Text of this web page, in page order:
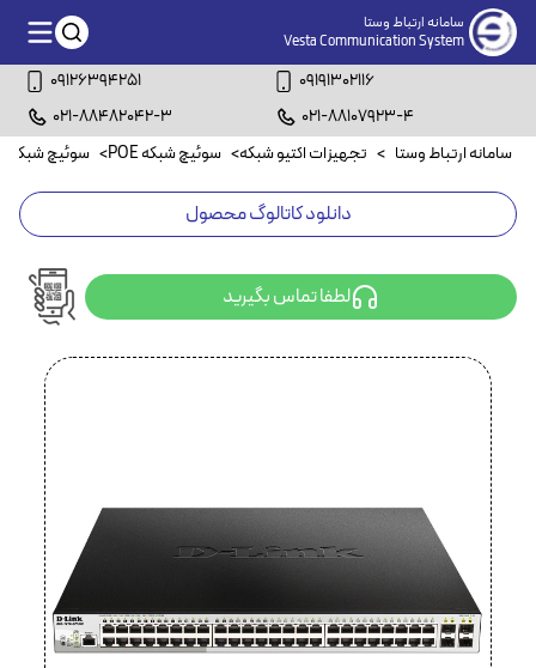
سامانه ارتباط وستا
Vesta Communication System
09126394251
09191302116
021-88482042-3
021-88107923-4
سامانه ارتباط وستا > تجهیزات اکتیو شبکه> سوئیچ شبکه POE > سوئیچ شبکه ۴۸ پورت POE
دانلود کاتالوگ محصول
لطفا تماس بگیرید